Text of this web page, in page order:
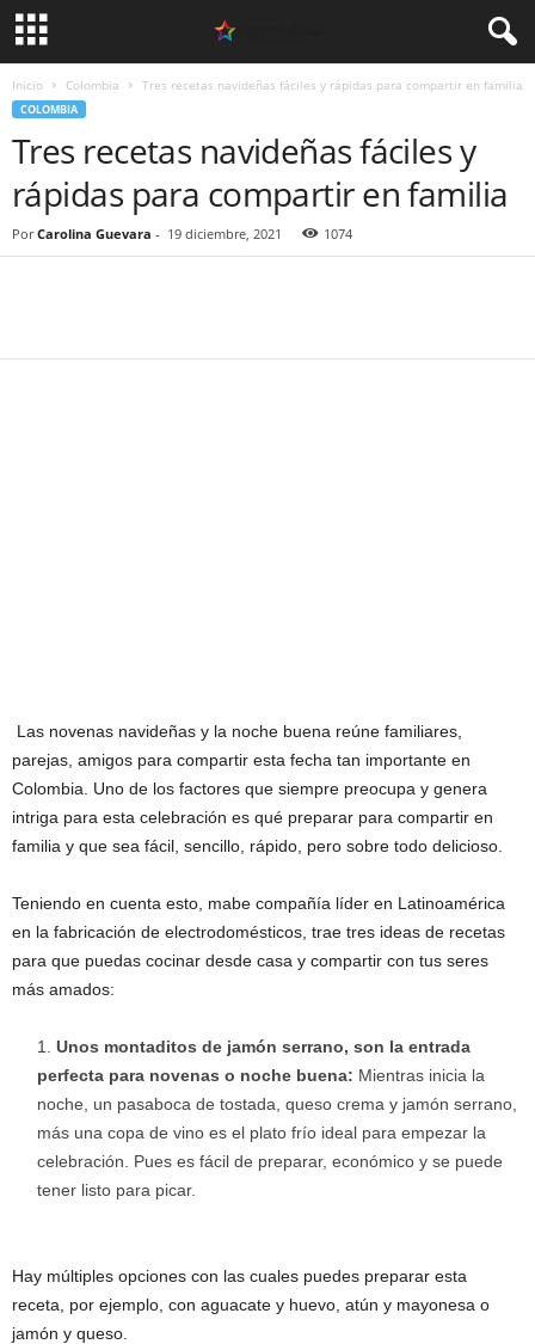
Inicio Colombia Tres recetas navideñas fáciles y rápidas para compartir en familia
COLOMBIA
Tres recetas navideñas fáciles y
rápidas para compartir en familia
Por Carolina Guevara - 19 diciembre, 2021 1074
Las novenas navideñas y la noche buena reúne familiares,
parejas, amigos para compartir esta fecha tan importante en
Colombia. Uno de los factores que siempre preocupa y genera
intriga para esta celebración es qué preparar para compartir en
familia y que sea fácil, sencillo, rápido, pero sobre todo delicioso.
Teniendo en cuenta esto, mabe compañía líder en Latinoamérica
en la fabricación de electrodomésticos, trae tres ideas de recetas
para que puedas cocinar desde casa y compartir con tus seres
más amados: ­
Unos montaditos de jamón serrano, son la entrada
perfecta para novenas o noche buena: Mientras inicia la
noche, un pasaboca de tostada, queso crema y jamón serrano,
más una copa de vino es el plato frío ideal para empezar la
celebración. Pues es fácil de preparar, económico y se puede
tener listo para picar.
Hay múltiples opciones con las cuales puedes preparar esta
receta, por ejemplo, con aguacate y huevo, atún y mayonesa o
jamón y queso.